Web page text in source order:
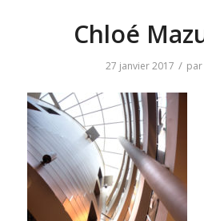
Chloé
27 janvier 2017 / par